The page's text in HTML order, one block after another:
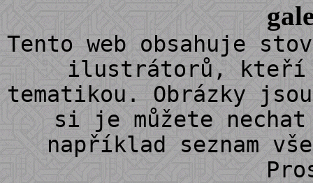
Tento web obsahuje
ilustrátorů, kteří
tematikou. Obrázky
si je můžete
například seznam